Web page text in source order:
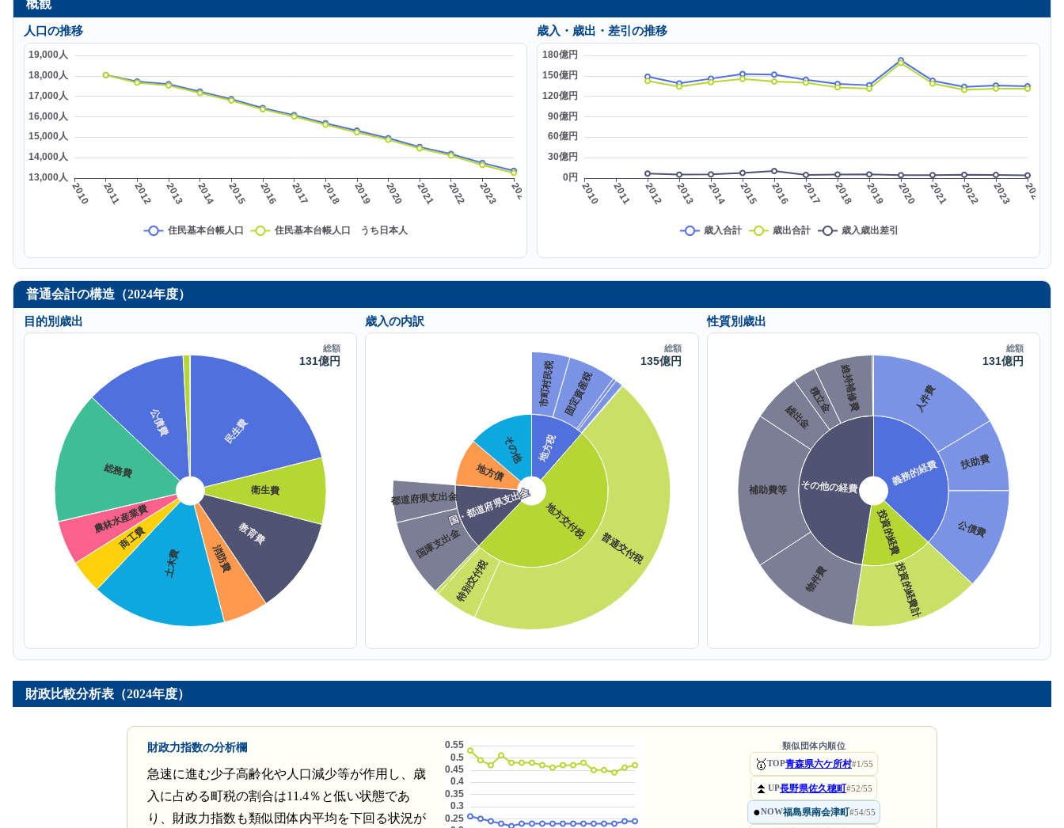
概観
人口の推移
歳入・歳出・差引の推移
普通会計の構造（2024年度）
目的別歳出
歳入の内訳 性質別歳出
財政比較分析表（2024年度）
財政力指数の分析欄
急速に進む少子高齢化や人口減少等が作用し、歳
入に占める町税の割合は11.4％と低い状態であ
り、財政力指数も類似団体内平均を下回る状況が
類似団体内順位
🥇TOP青森県六ケ所村#1/55
⏫ UP長野県佐久穂町#52/55
●NOW福島県南会津町#54/55